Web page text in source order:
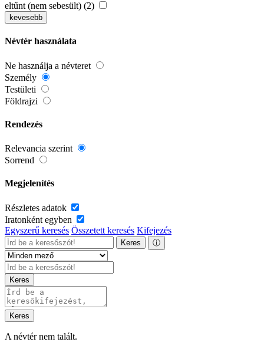
eltűnt (nem sebesült) (2)
kevesebb
Névtér használata
Ne használja a névteret
Személy
Testületi
Földrajzi
Rendezés
Relevancia szerint
Sorrend
Megjelenítés
Részletes adatok
Iratonként egyben
Egyszerű keresés Összetett keresés Kifejezés
Keres ⓘ
Keres
Keres
A névtér nem talált.